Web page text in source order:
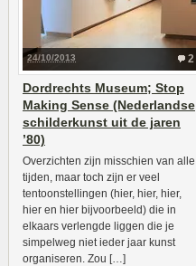
2
24/10/2013
Dordrechts Museum; Stop
Making Sense (Nederlandse
schilderkunst uit de jaren
’80)
Overzichten zijn misschien van alle
tijden, maar toch zijn er veel
tentoonstellingen (hier, hier, hier,
hier en hier bijvoorbeeld) die in
elkaars verlengde liggen die je
simpelweg niet ieder jaar kunst
organiseren. Zou […]